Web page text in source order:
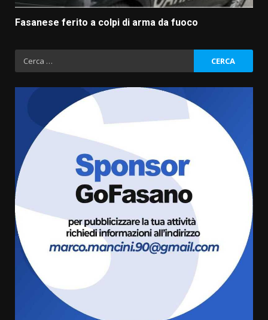
Fasanese ferito a colpi di arma da fuoco
Ricerca
per:
Fasanese ferito a colpi di arma
da fuoco
6 Agosto 2026 18:13
Carta d’identità: continua il piano
di aperture straordinarie del
Comune di Fasano